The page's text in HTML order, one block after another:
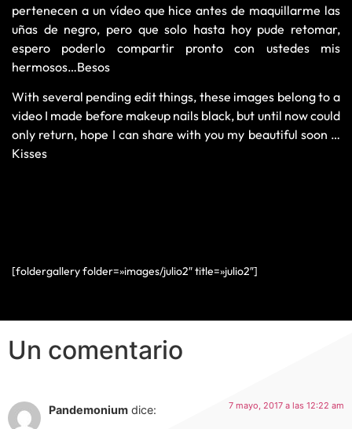
pertenecen a un vídeo que hice antes de maquillarme las
uñas de negro, pero que solo hasta hoy pude retomar,
espero poderlo compartir pronto con ustedes mis
hermosos…Besos
With several pending edit things, these images belong to a
video I made before makeup nails black, but until now could
only return, hope I can share with you my beautiful soon …
Kisses
[foldergallery folder=»images/julio2″ title=»julio2″]
Un comentario
Pandemonium dice: 7 mayo, 2017 a las 12:22 am